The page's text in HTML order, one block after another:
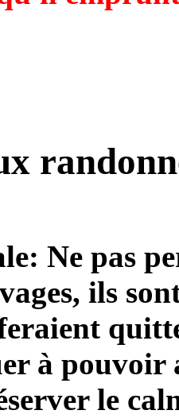
Ne pas
ils
à pouvoir
le